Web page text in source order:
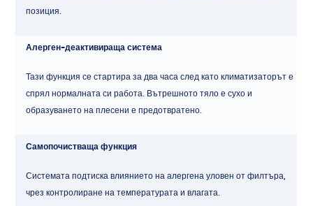
позиция.
Алерген-деактивираща система
Тази функция се стартира за два часа след като климатизаторът е
спрял нормалната си работа. Вътрешното тяло е сухо и
образуването на плесени е предотвратено.
Самопочистваща функция
Системата подтиска влиянието на алергена уловен от филтъра,
чрез контролиране на температурата и влагата.